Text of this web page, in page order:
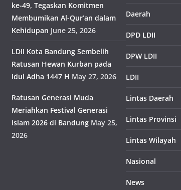
ke-49, Tegaskan Komitmen
Membumikan Al-Qur’an dalam
Kehidupan June 25, 2026
LDII Kota Bandung Sembelih
Ratusan Hewan Kurban pada
Idul Adha 1447 H May 27, 2026
Ratusan Generasi Muda
Meriahkan Festival Generasi
Islam 2026 di Bandung May 25,
2026
Daerah
DPD LDII
DPW LDII
LDII
Lintas Daerah
Lintas Provinsi
Lintas Wilayah
Nasional
News